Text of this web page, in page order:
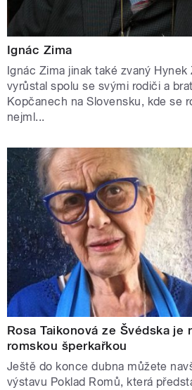
Ignác Zima
Ignác Zima jinak také zvaný Hynek
vyrůstal spolu se svými rodiči a
Kopčanech na Slovensku, kde se
nejml...
Rosa Taikonová ze Švédska je
romskou šperkařkou
Ještě do konce dubna můžete
výstavu Poklad Romů, která